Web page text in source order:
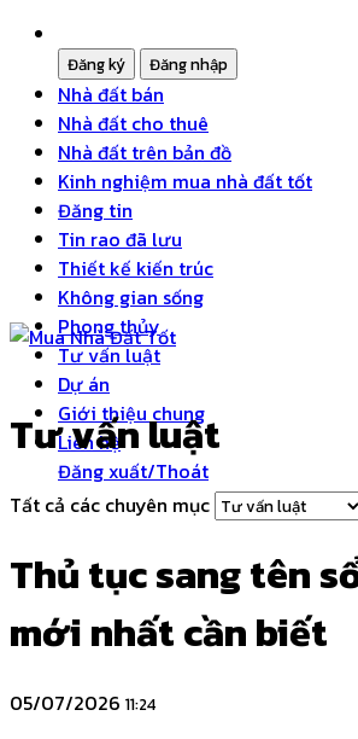
Nhà đất bán
Nhà đất cho thuê
Nhà đất trên bản đồ
Kinh nghiệm mua nhà đất tốt
Đăng tin
Tin rao đã lưu
Thiết kế kiến trúc
Không gian sống
Phong thủy
Tư vấn luật
Dự án
Giới thiệu chung
Liên hệ
Đăng xuất/Thoát
Tư vấn luật
Tất cả các chuyên mục
Thủ tục sang tên
mới nhất cần biết
05/07/2026 11:24